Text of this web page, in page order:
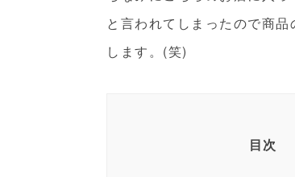
と言われてしまったので商
します。(笑)
目次